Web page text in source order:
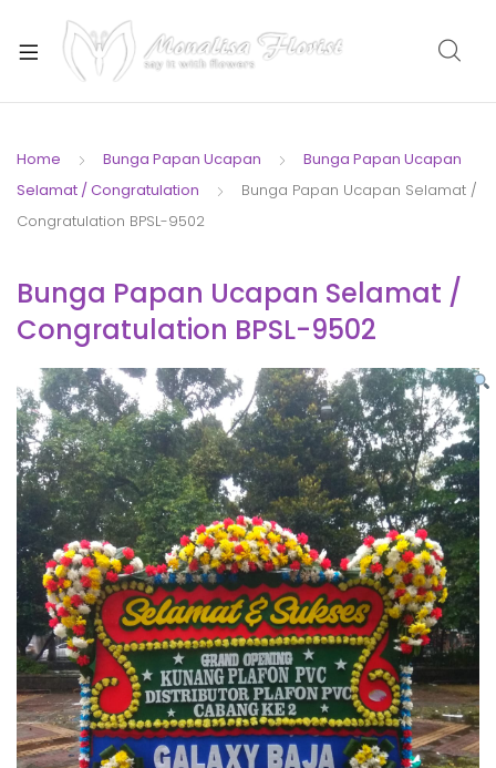
Home Bunga Papan Ucapan
Bunga Papan Ucapan
Selamat / Congratulation
Bunga Papan Ucapan Selamat /
Congratulation BPSL-9502
Bunga Papan Ucapan Selamat /
Congratulation BPSL-9502